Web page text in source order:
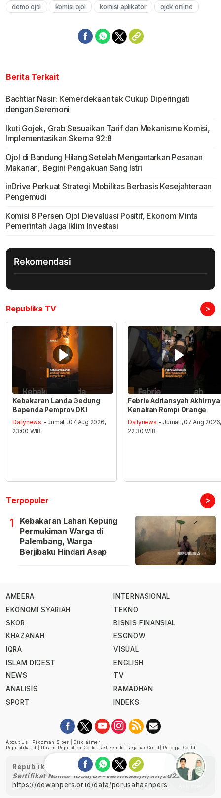
Mute
demo ojol komisi ojol komisi aplikator ojek online
Berita Terkait
Bachtiar Nasir: Kemerdekaan tak Cukup Diperingati
dengan Seremoni
Ikuti Gojek, Grab Sesuaikan Tarif dan Mekanisme Komisi,
Implementasikan Skema 92:8
Ojol di Bandung Hilang Setelah Mengantarkan Pesanan
Makanan, Begini Pengakuan Sang Istri
inDrive Perkuat Strategi Mobilitas Berbasis Kesejahteraan
Pengemudi
Komisi 8 Persen Ojol Dievaluasi Positif, Ekonom Minta
Pemerintah Jaga Iklim Investasi
Rekomendasi
Republika TV >
Kebakaran Landa Gedung
Bapenda Pemprov DKI
Dailynews - Jumat , 07 Aug 2026,
23:00 WIB
Febrie Adriansyah Akhirnya
Kenakan Rompi Orange
Dailynews - Jumat , 07 Aug 2026,
22:30 WIB
Terpopuler >
1
Kebakaran Lahan Kepung
Permukiman Warga di
Palembang, Warga
Berjibaku Hindari Asap
AMEERA
EKONOMI SYARIAH
SKOR
KHAZANAH
IQRA
ISLAM DIGEST
NEWS
ANALISIS
SPORT
INTERNASIONAL
TEKNO
BISNIS FINANSIAL
ESGNOW
VISUAL
ENGLISH
TV
RAMADHAN
INDEKS
About Us Pedoman Siber
Disclaimer
Republika.id
Ihram.republika.co.id Retizen.id Rejabar.co.id Rejogja.co.id
Republika telah diverifikasi oleh Dewan Pers
Sertifikat Nomor 1058/DP-Verifikasi/K/XII/2022
https://dewanpers.or.id/data/perusahaanpers